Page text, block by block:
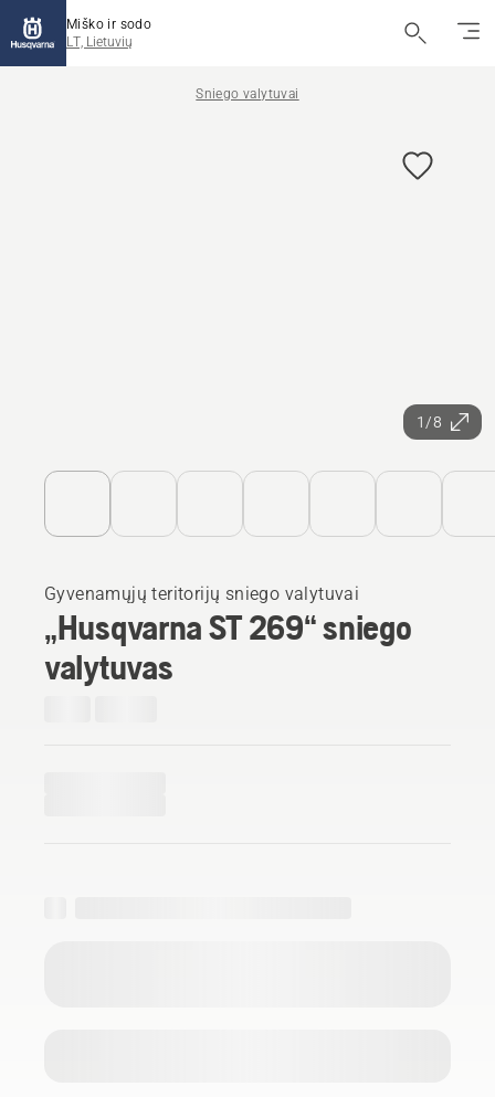
Miško ir sodo
LT, Lietuvių
Sniego valytuvai
1/8
Gyvenamųjų teritorijų sniego valytuvai
„Husqvarna ST 269“ sniego
valytuvas